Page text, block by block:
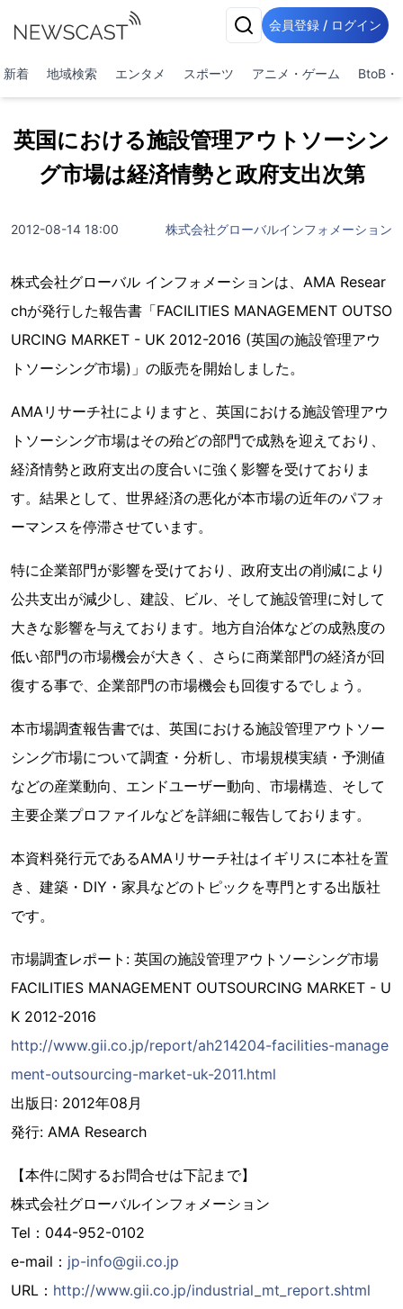
会員登録 / ログイン
新着 地域検索 エンタメ スポーツ アニメ・ゲーム BtoB・
英国における施設管理アウトソーシン
グ市場は経済情勢と政府支出次第
2012-08-14 18:00 株式会社グローバルインフォメーション
株式会社グローバル インフォメーションは、AMA Resear
chが発行した報告書「FACILITIES MANAGEMENT OUTSO
URCING MARKET - UK 2012-2016 (英国の施設管理アウ
トソーシング市場)」の販売を開始しました。
AMAリサーチ社によりますと、英国における施設管理アウ
トソーシング市場はその殆どの部門で成熟を迎えており、
経済情勢と政府支出の度合いに強く影響を受けておりま
す。結果として、世界経済の悪化が本市場の近年のパフォ
ーマンスを停滞させています。
特に企業部門が影響を受けており、政府支出の削減により
公共支出が減少し、建設、ビル、そして施設管理に対して
大きな影響を与えております。地方自治体などの成熟度の
低い部門の市場機会が大きく、さらに商業部門の経済が回
復する事で、企業部門の市場機会も回復するでしょう。
本市場調査報告書では、英国における施設管理アウトソー
シング市場について調査・分析し、市場規模実績・予測値
などの産業動向、エンドユーザー動向、市場構造、そして
主要企業プロファイルなどを詳細に報告しております。
本資料発行元であるAMAリサーチ社はイギリスに本社を置
き、建築・DIY・家具などのトピックを専門とする出版社
です。
市場調査レポート: 英国の施設管理アウトソーシング市場
FACILITIES MANAGEMENT OUTSOURCING MARKET - U
K 2012-2016
http://www.gii.co.jp/report/ah214204-facilities-manage
ment-outsourcing-market-uk-2011.html
出版日: 2012年08月
発行: AMA Research
【本件に関するお問合せは下記まで】
株式会社グローバルインフォメーション
Tel：044-952-0102
e-mail： jp-info@gii.co.jp
URL： http://www.gii.co.jp/industrial_mt_report.shtml